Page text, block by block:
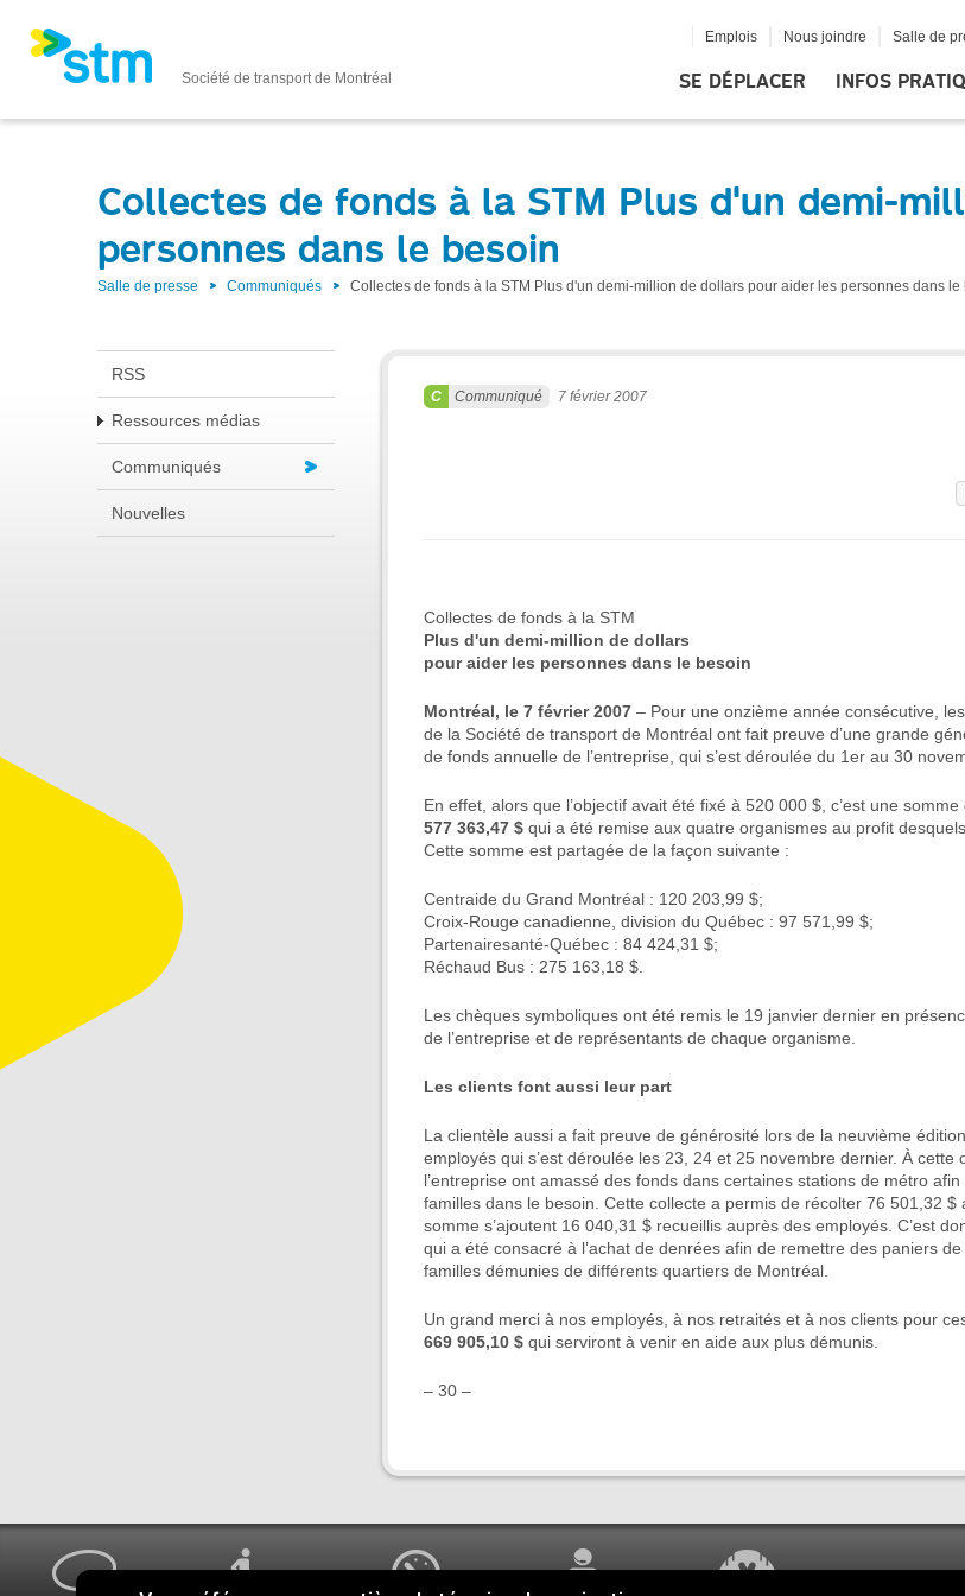
Société de transport de Montréal SE DÉPLACER INFOS
Emplois Nous joindre Salle de
Collectes de fonds à la STM Plus d'un demi-
personnes dans le besoin
Salle de presse Communiqués Collectes de fonds à la STM Plus d'un demi-million de dollars pour aider les personnes dans le
RSS
Ressources médias
Communiqués
Nouvelles
Communiqué 7 février 2007
Collectes de fonds à la STM
Plus d'un demi-million de dollars
pour aider les personnes dans le besoin
Montréal, le 7 février 2007 – Pour une onzième année consécutive,
de la Société de transport de Montréal ont fait preuve d’une grande
de fonds annuelle de l’entreprise, qui s’est déroulée du 1er au 30
En effet, alors que l’objectif avait été fixé à 520 000 $, c’est une somme
577 363,47 $ qui a été remise aux quatre organismes au profit
Cette somme est partagée de la façon suivante :
Centraide du Grand Montréal : 120 203,99 $;
Croix-Rouge canadienne, division du Québec : 97 571,99 $;
Partenairesanté-Québec : 84 424,31 $;
Réchaud Bus : 275 163,18 $.
Les chèques symboliques ont été remis le 19 janvier dernier en
de l’entreprise et de représentants de chaque organisme.
Les clients font aussi leur part
La clientèle aussi a fait preuve de générosité lors de la neuvième
employés qui s’est déroulée les 23, 24 et 25 novembre dernier. À cette
l’entreprise ont amassé des fonds dans certaines stations de métro
familles dans le besoin. Cette collecte a permis de récolter 76 501,32 $
somme s’ajoutent 16 040,31 $ recueillis auprès des employés. C’est
qui a été consacré à l’achat de denrées afin de remettre des paniers
familles démunies de différents quartiers de Montréal.
Un grand merci à nos employés, à nos retraités et à nos clients pour
669 905,10 $ qui serviront à venir en aide aux plus démunis.
– 30 –